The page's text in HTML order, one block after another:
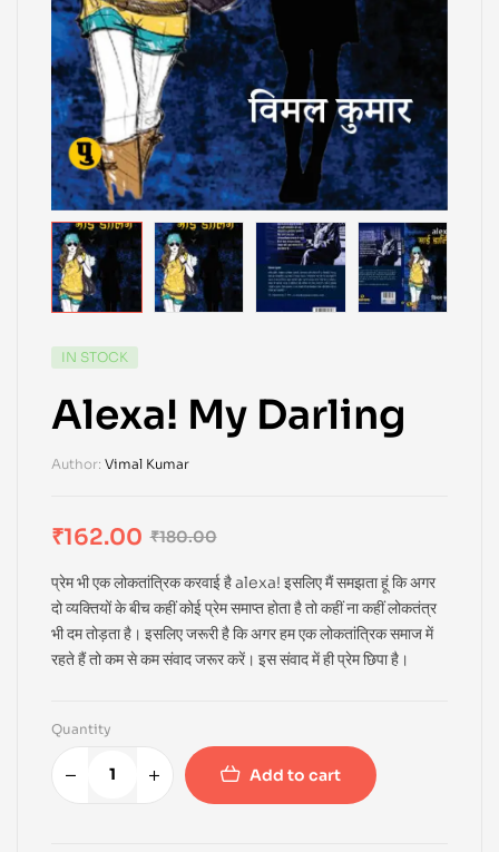
IN STOCK
Alexa! My Darling
Author: Vimal Kumar
₹180.00
₹162.00
प्रेम भी एक लोकतांत्रिक करवाई है alexa! इसलिए मैं समझता हूं कि अगर
दो व्यक्तियों के बीच कहीं कोई प्रेम समाप्त होता है तो कहीं ना कहीं लोकतंत्र
भी दम तोड़ता है। इसलिए जरूरी है कि अगर हम एक लोकतांत्रिक समाज में
रहते हैं तो कम से कम संवाद जरूर करें। इस संवाद में ही प्रेम छिपा है।
Quantity
Add to cart